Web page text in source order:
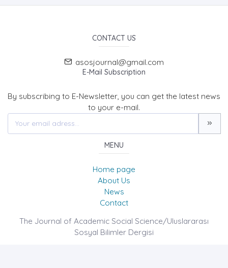
CONTACT US
asosjournal@gmail.com
E-Mail Subscription
By subscribing to E-Newsletter, you can get the latest news
to your e-mail.
MENU
Home page
About Us
News
Contact
The Journal of Academic Social Science/Uluslararası
Sosyal Bilimler Dergisi